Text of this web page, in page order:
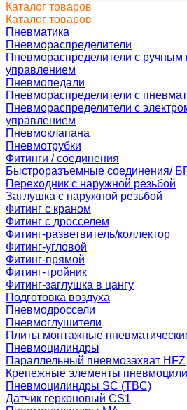
Каталог товаров
Каталог товаров
Пневматика
Пневмораспределители
Пневмораспределители с ручным
управлением
Пневмопедали
Пневмораспределители с
Пневмораспределители с
управлением
Пневмоклапана
Пневмотрубки
Фитинги / соединения
Быстроразъемные соединения/
Переходник с наружной резьбой
Заглушка с наружной резьбой
Фитинг с краном
Фитинг с дросселем
Фитинг-разветвитель/коллектор
Фитинг-угловой
Фитинг-прямой
Фитинг-тройник
Фитинг-заглушка в цангу
Подготовка воздуха
Пневмодроссели
Пневмоглушители
Плиты монтажные
Пневмоцилиндры
Параллельный пневмозахват HFZ
Крепежные элементы
Пневмоцилиндры SC (TBC)
Датчик герконовый CS1